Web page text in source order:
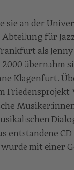
sie an der
für
als
übernahm
Klagenfurt.
entstandene CD
mit einer